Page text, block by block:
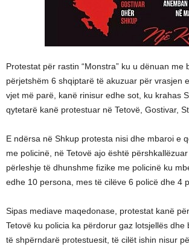
Protestat për rastin “Monstra” ku u dënuan me
përjetshëm 6 shqiptarë të akuzuar për vrasjen
vjet më parë, kanë rinisur edhe sot, ku krahas
qytetarë kanë protestuar në Tetovë, Gostivar,
E ndërsa në Shkup protesta nisi dhe mbaroi e
me policinë, në Tetovë ajo është
përleshje të dhunshme fizike me policinë ku
edhe 10 persona, mes të cilëve 6 policë dhe 4
Sipas mediave maqedonase, protestat kanë
Tetovë ku policia ka përdorur gaz lotsjellës dhe
të shpërndarë protestuesit, të cilët ishin nisur